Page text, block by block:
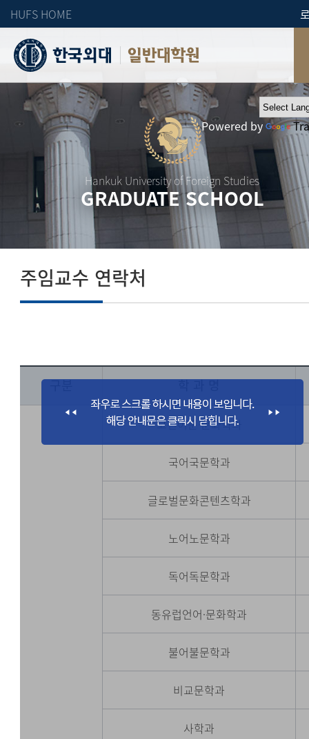
HUFS HOME
일반대학원
Hankuk University of Foreign Studies
GRADUATE SCHOOL
Powered by
주임교수 연락처
구분 학 과 명
고전어문·문화학과
국어국문학과
글로벌문화콘텐츠학과
노어노문학과
독어독문학과
동유럽언어·문화학과
불어불문학과
비교문학과
사학과